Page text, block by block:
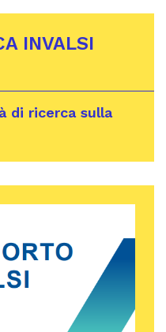
INVALSI
di ricerca sulla